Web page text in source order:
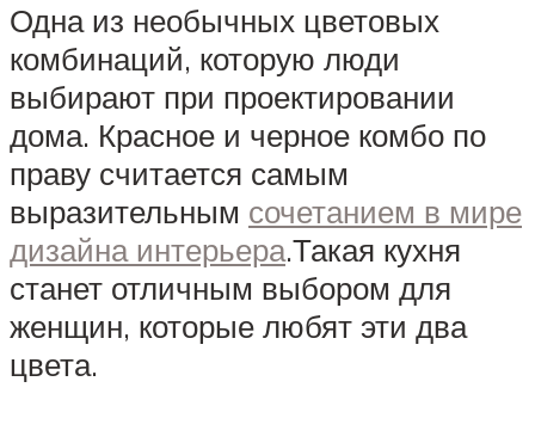
Одна из необычных цветовых
комбинаций, которую люди
выбирают при проектировании
дома. Красное и черное комбо по
праву считается самым
выразительным сочетанием в мире
дизайна интерьера.Такая кухня
станет отличным выбором для
женщин, которые любят эти два
цвета.